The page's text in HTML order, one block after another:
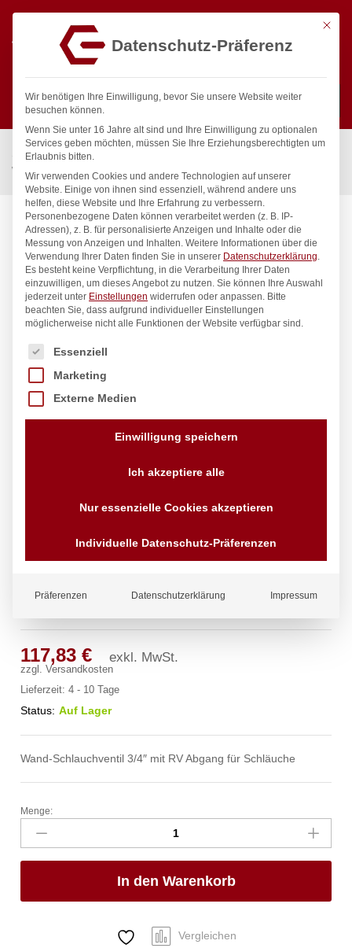
Suchen
Start / Gastronomiebedarf & Gastro Geräte für Profis
Wassertechnik
Wandventil profi Wandventil 3/4″
profi Wandventil 3/4″
117,83€ exkl. MwSt.
zzgl.Versandkosten
Lieferzeit:4 - 10 Tage
Status: Auf Lager
Wand-Schlauchventil 3/4″ mit RV Abgang für Schläuche
profi
Wandventil
3/4"
Anzahl
Menge:
In den Warenkorb
Vergleichen
Mit
Datenschutz-Präferenz
Wir benötigen Ihre Einwilligung, bevor Sie unsere Website weiter
besuchen können.
Wenn Sie unter 16 Jahre alt sind und Ihre Einwilligung zu optionalen
Services geben möchten, müssen Sie Ihre Erziehungsberechtigten um
Erlaubnis bitten.
Wir verwenden Cookies und andere Technologien auf unserer
Website. Einige von ihnen sind essenziell, während andere uns
helfen, diese Website und Ihre Erfahrung zu verbessern.
Personenbezogene Daten können verarbeitet werden (z. B. IP-
Adressen), z. B. für personalisierte Anzeigen und Inhalte oder die
Messung von Anzeigen und Inhalten. Weitere Informationen über die
Verwendung Ihrer Daten finden Sie in unserer Datenschutzerklärung.
Es besteht keine Verpflichtung, in die Verarbeitung Ihrer Daten
einzuwilligen, um dieses Angebot zu nutzen. Sie können Ihre Auswahl
jederzeit unter Einstellungen widerrufen oder anpassen. Bitte
beachten Sie, dass aufgrund individueller Einstellungen
möglicherweise nicht alle Funktionen der Website verfügbar sind.
Es folgt eine Liste der Service-Gruppen, für die eine
Essenziell
Marketing
Externe Medien
Einwilligung speichern
Ich akzeptiere alle
Nur essenzielle Cookies akzeptieren
Individuelle Datenschutz-Präferenzen
Präferenzen Datenschutzerklärung Impressum